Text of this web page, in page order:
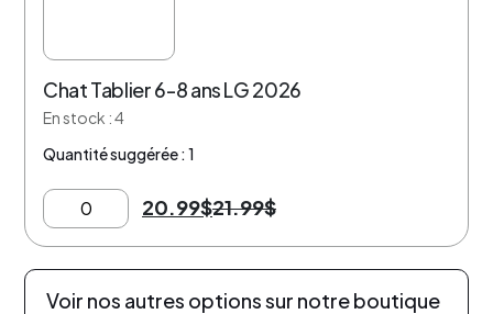
Chat Tablier 6-8 ans LG 2026
En stock : 4
Quantité suggérée : 1
20.99$21.99$
Voir nos autres options sur notre boutique